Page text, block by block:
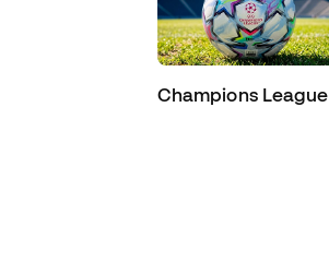
Champions League